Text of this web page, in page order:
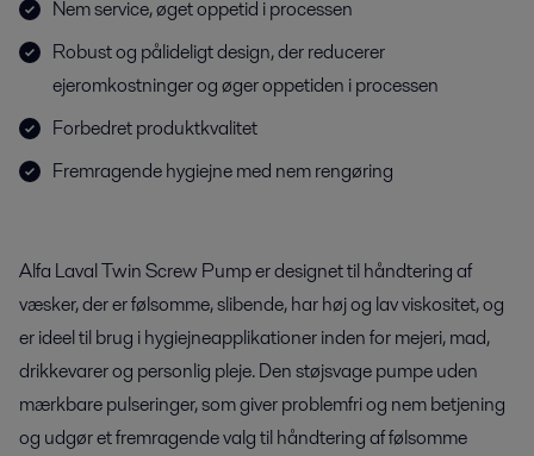
Nem service, øget oppetid i processen
Robust og pålideligt design, der reducerer
ejeromkostninger og øger oppetiden i processen
Forbedret produktkvalitet
Fremragende hygiejne med nem rengøring
Alfa Laval Twin Screw Pump er designet til håndtering af
væsker, der er følsomme, slibende, har høj og lav viskositet, og
er ideel til brug i hygiejneapplikationer inden for mejeri, mad,
drikkevarer og personlig pleje. Den støjsvage pumpe uden
mærkbare pulseringer, som giver problemfri og nem betjening
og udgør et fremragende valg til håndtering af følsomme